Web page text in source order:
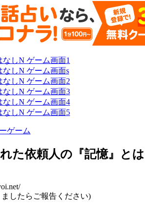
ゲーム
た依頼人の『記憶』と
したらご報告ください)